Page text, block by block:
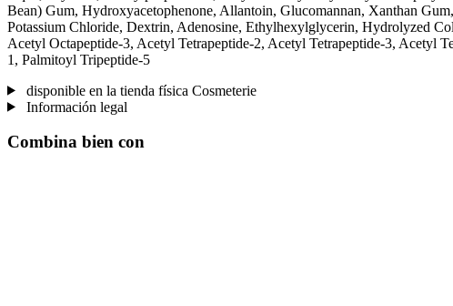
Bean) Gum, Hydroxyacetophenone, Allantoin, Glucomannan, Xanthan
Potassium Chloride, Dextrin, Adenosine, Ethylhexylglycerin, Hydrolyzed
Acetyl Octapeptide-3, Acetyl Tetrapeptide-2, Acetyl Tetrapeptide-3, Acetyl
1, Palmitoyl Tripeptide-5
disponible en la tienda física Cosmeterie
Información legal
Combina bien con